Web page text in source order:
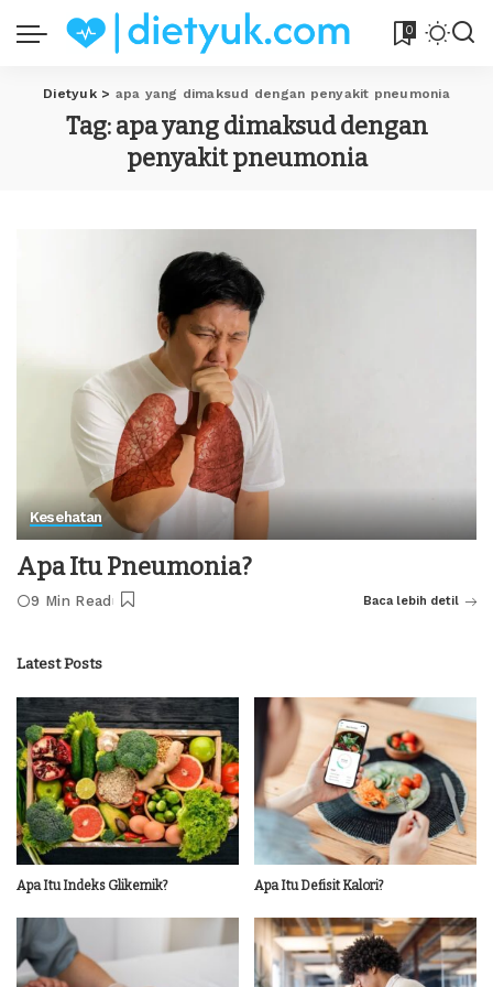
0
Dietyuk> apa yang dimaksud dengan penyakit pneumonia
Tag:apa yang dimaksud dengan
penyakit pneumonia
Kesehatan
Apa Itu Pneumonia?
9 Min Read Baca lebih detil
Latest Posts
Apa Itu Indeks Glikemik? Apa Itu Defisit Kalori?